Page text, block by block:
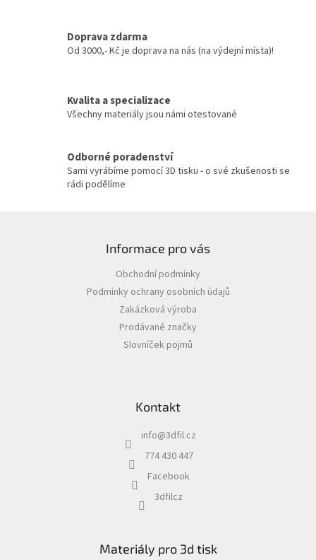
í
k
y
p
i
Doprava zdarma
Od 3000,- Kč je doprava na nás (na výdejní místa)!
Kvalita a specializace
Všechny materiály jsou námi otestované
Odborné poradenství
Sami vyrábíme pomocí 3D tisku - o své zkušenosti se
rádi podělíme
Informace pro vás
Obchodní podmínky
Podmínky ochrany osobních údajů
Zakázková výroba
Prodávané značky
Slovníček pojmů
Kontakt
info@3dfil.cz
774 430 447
Facebook
3dfilcz
Materiály pro 3d tisk